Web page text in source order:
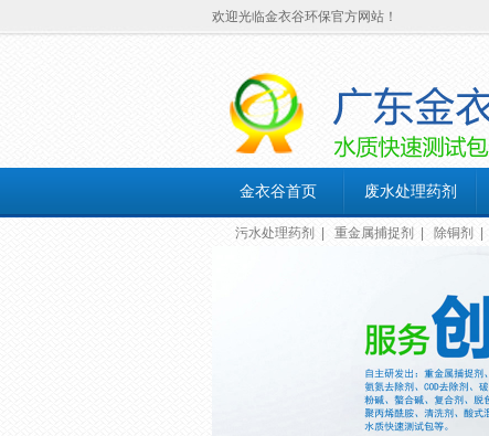
欢迎光临金衣谷环保官方网站！
金衣谷首页 废水处理药剂
污水处理药剂 重金属捕捉剂 除铜剂